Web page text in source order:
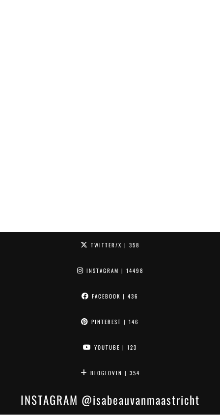
TWITTER/X | 358
INSTAGRAM | 14498
FACEBOOK | 436
PINTEREST | 146
YOUTUBE | 123
BLOGLOVIN | 354
INSTAGRAM @isabeauvanmaastricht